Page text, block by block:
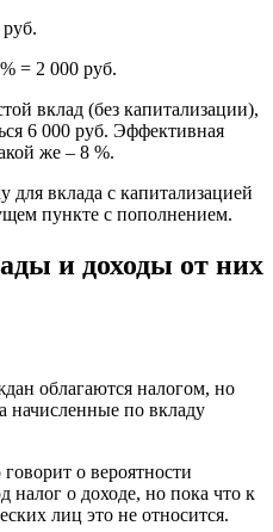
= 2 000 руб.
вклад (без капитализации),
6 000 руб. Эффективная
же – 8 %.
для вклада с капитализацией
пункте с пополнением.
и доходы от них
облагаются налогом, но
начисленные по вкладу
о вероятности
налог о доходе, но пока что к
лиц это не относится.